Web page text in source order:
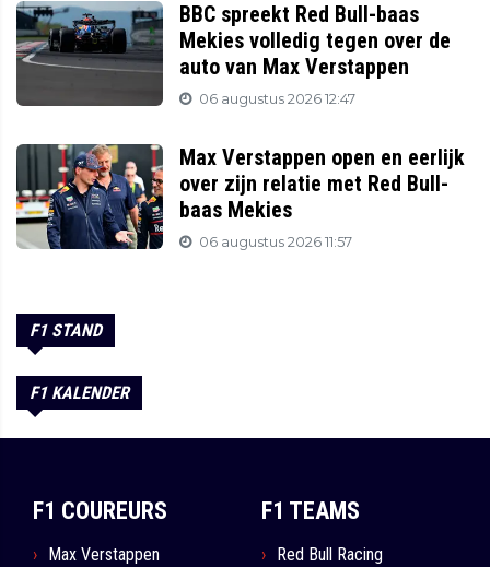
BBC spreekt Red Bull-baas
Mekies volledig tegen over de
auto van Max Verstappen
06 augustus 2026 12:47
Max Verstappen open en eerlijk
over zijn relatie met Red Bull-
baas Mekies
06 augustus 2026 11:57
F1 STAND
F1 KALENDER
F1 COUREURS
Max Verstappen
F1 TEAMS
Red Bull Racing